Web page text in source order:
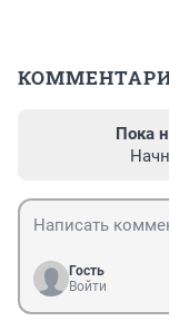
Пока
Гость
Войти